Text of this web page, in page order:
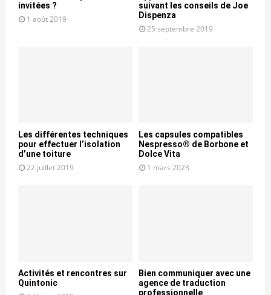
invitées ?
1 août 2019
suivant les conseils de Joe
Dispenza
25 septembre 2019
Les différentes techniques
pour effectuer l’isolation
d’une toiture
22 juillet 2019
Les capsules compatibles
Nespresso® de Borbone et
Dolce Vita
1 mars 2023
Activités et rencontres sur
Quintonic
Bien communiquer avec une
agence de traduction
professionnelle